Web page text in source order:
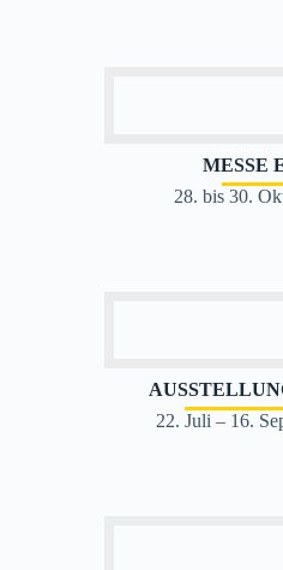
MESSE
28. bis 30.
22. Juli – 16.